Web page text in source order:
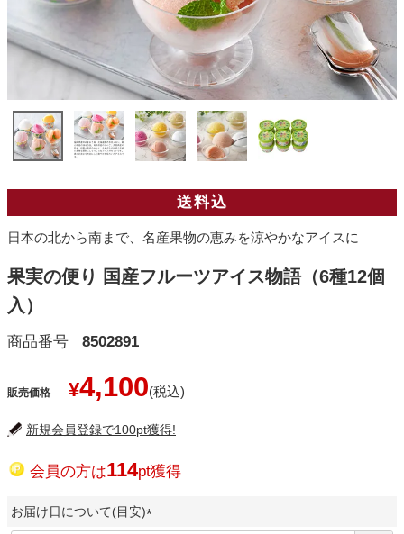
送料込
日本の北から南まで、名産果物の恵みを涼やかなアイスに
果実の便り 国産フルーツアイス物語（6種12個
入）
商品番号 8502891
販売価格 ¥4,100
新規会員登録で100pt獲得!
会員の方は114pt獲得
お届け日について(目安)